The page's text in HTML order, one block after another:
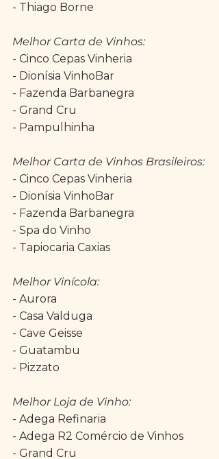
- Thiago Borne
Melhor Carta de Vinhos:
- Cinco Cepas Vinheria
- Dionísia VinhoBar
- Fazenda Barbanegra
- Grand Cru
- Pampulhinha
Melhor Carta de Vinhos Brasileiros:
- Cinco Cepas Vinheria
- Dionísia VinhoBar
- Fazenda Barbanegra
- Spa do Vinho
- Tapiocaria Caxias
Melhor Vinícola:
- Aurora
- Casa Valduga
- Cave Geisse
- Guatambu
- Pizzato
Melhor Loja de Vinho:
- Adega Refinaria
- Adega R2 Comércio de Vinhos
- Grand Cru